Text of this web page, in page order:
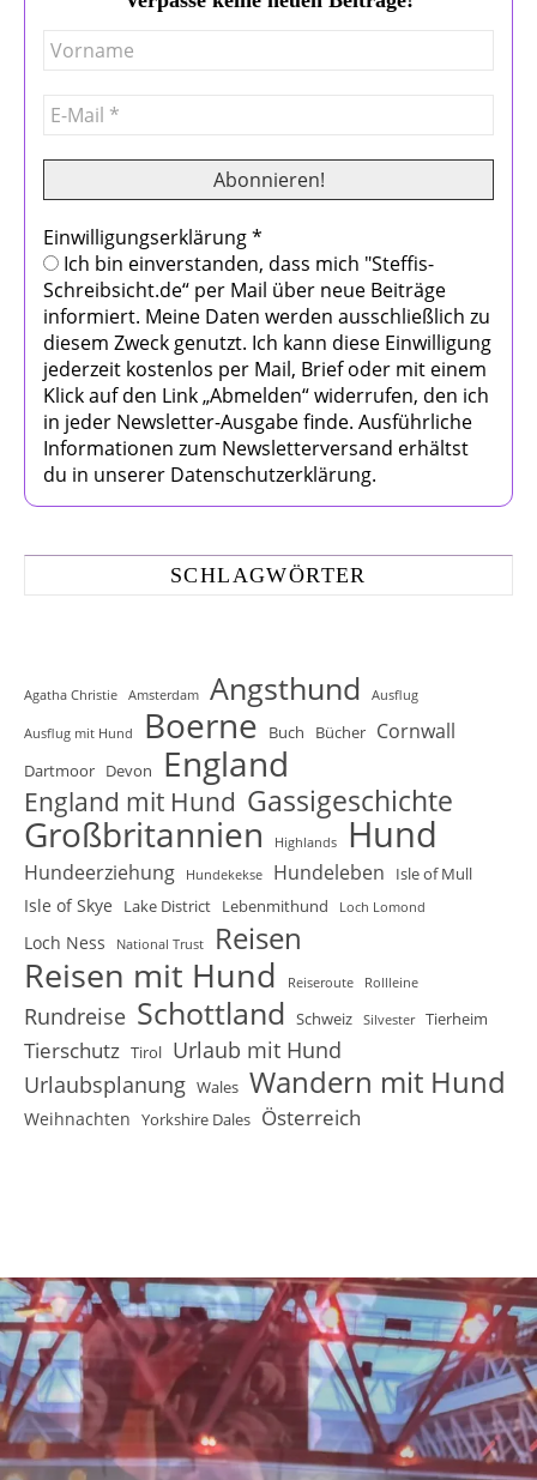
Einwilligungserklärung*
Ich bin einverstanden, dass mich "Steffis-
Schreibsicht.de“ per Mail über neue Beiträge
informiert. Meine Daten werden ausschließlich zu
diesem Zweck genutzt. Ich kann diese Einwilligung
jederzeit kostenlos per Mail, Brief oder mit einem
Klick auf den Link „Abmelden“ widerrufen, den ich
in jeder Newsletter-Ausgabe finde. Ausführliche
Informationen zum Newsletterversand erhältst
du in unserer Datenschutzerklärung.
SCHLAGWÖRTER
Agatha Christie Amsterdam Angsthund Ausflug
Ausflug mit Hund Boerne Buch Bücher Cornwall
Dartmoor Devon England
England mit Hund Gassigeschichte
Großbritannien Highlands Hund
Hundeerziehung Hundekekse Hundeleben Isle of Mull
Isle of Skye Lake District Lebenmithund Loch Lomond
Loch Ness National Trust Reisen
Reisen mit Hund Reiseroute Rollleine
Rundreise Schottland Schweiz Silvester Tierheim
Tierschutz Tirol Urlaub mit Hund
Urlaubsplanung Wales Wandern mit Hund
Weihnachten Yorkshire Dales Österreich